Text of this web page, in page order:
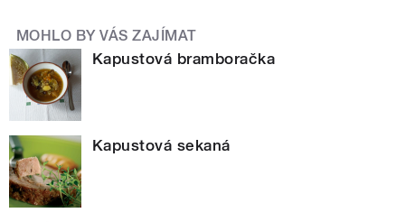
MOHLO BY VÁS ZAJÍMAT
Kapustová bramboračka
Kapustová sekaná